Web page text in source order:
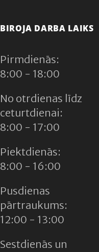
BIROJA DARBA LAIKS
Pirmdienās:
8:00 - 18:00
No otrdienas līdz
ceturtdienai:
8:00 - 17:00
Piektdienās:
8:00 - 16:00
Pusdienas
pārtraukums:
12:00 - 13:00
Sestdienās un